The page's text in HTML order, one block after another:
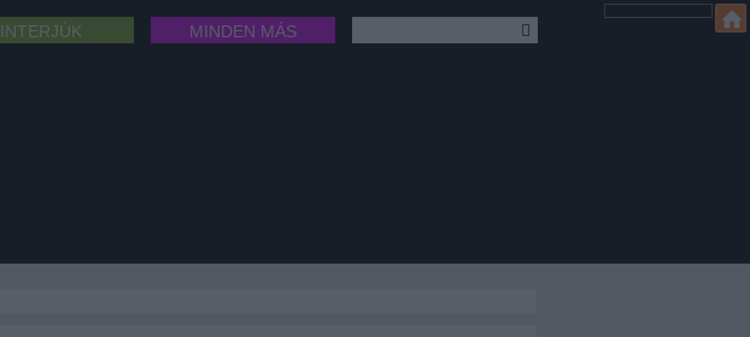
INTERJÚK MINDEN MÁS